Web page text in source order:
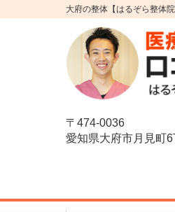
大府の整体【はるぞら整体院
〒474-0036
愛知県大府市月見町